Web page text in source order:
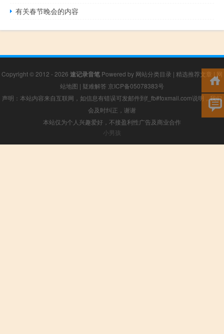
有关春节晚会的内容
Copyright © 2012 - 2026 速记录音笔 Powered by 网站分类目录 | 精选推荐文章 | 网
站地图 | 疑难解答 京ICP备05078383号
声明：本站内容来自互联网，如信息有错误可发邮件到f_fb#foxmail.com说明，我们
会及时纠正，谢谢
本站仅为个人兴趣爱好，不接盈利性广告及商业合作
小男孩